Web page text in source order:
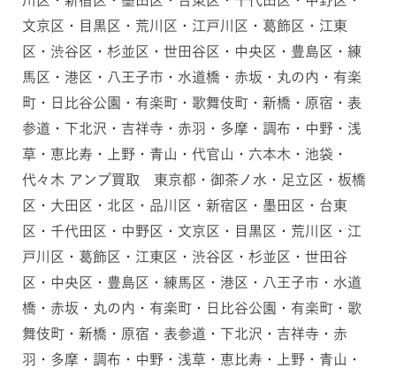
文京区・目黒区・荒川区・江戸川区・葛飾区・江東
区・渋谷区・杉並区・世田谷区・中央区・豊島区・練
馬区・港区・八王子市・水道橋・赤坂・丸の内・有楽
町・日比谷公園・有楽町・歌舞伎町・新橋・原宿・表
参道・下北沢・吉祥寺・赤羽・多摩・調布・中野・浅
草・恵比寿・上野・青山・代官山・六本木・池袋・
代々木 アンプ買取 東京都・御茶ノ水・足立区・板橋
区・大田区・北区・品川区・新宿区・墨田区・台東
区・千代田区・中野区・文京区・目黒区・荒川区・江
戸川区・葛飾区・江東区・渋谷区・杉並区・世田谷
区・中央区・豊島区・練馬区・港区・八王子市・水道
橋・赤坂・丸の内・有楽町・日比谷公園・有楽町・歌
舞伎町・新橋・原宿・表参道・下北沢・吉祥寺・赤
羽・多摩・調布・中野・浅草・恵比寿・上野・青山・